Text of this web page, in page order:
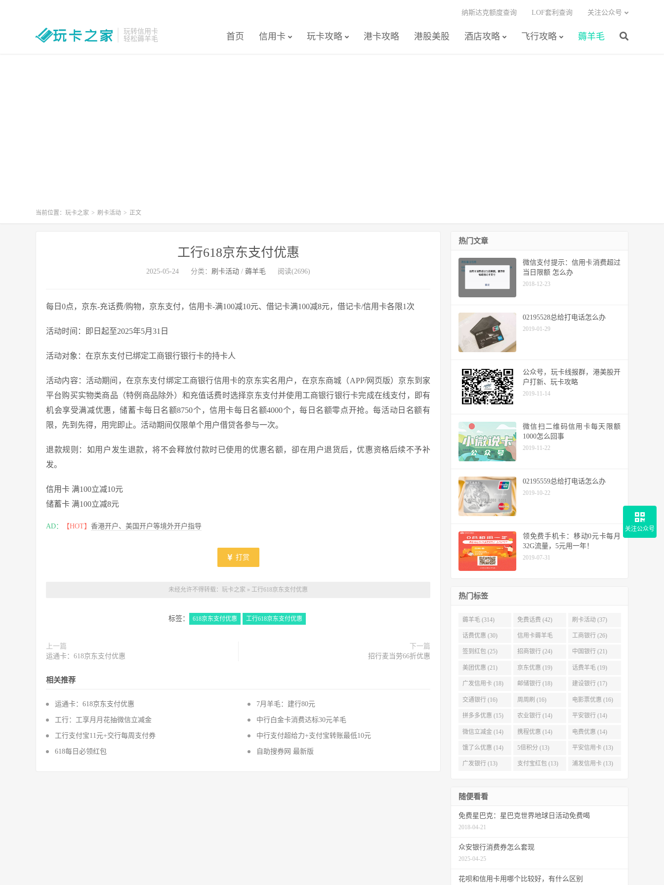
玩转信用卡
轻松薅羊毛
首页 信用卡 玩卡攻略 港卡攻略 港股美股 酒店攻略 飞行攻略 薅羊毛
纳斯达克额度查询 LOF套利查询 关注公众号
当前位置： 玩卡之家 > 刷卡活动 > 正文
工行618京东支付优惠
2025-05-24 分类： 刷卡活动 / 薅羊毛 阅读(2696)
每日0点，京东-充话费/购物，京东支付，信用卡-满100减10元、借记卡满100减8元，借记卡/信用卡各限1次
活动时间：即日起至2025年5月31日
活动对象：在京东支付已绑定工商银行银行卡的持卡人
活动内容：活动期间，在京东支付绑定工商银行信用卡的京东实名用户，在京东商城（APP/网页版）京东到家
平台购买实物类商品（特例商品除外）和充值话费时选择京东支付并使用工商银行银行卡完成在线支付，即有
机会享受满减优惠，储蓄卡每日名额8750个，信用卡每日名额4000个，每日名额零点开抢。每活动日名额有
限，先到先得，用完即止。活动期间仅限单个用户借贷各参与一次。
退款规则：如用户发生退款，将不会释放付款时已使用的优惠名额，卻在用户退货后，优惠资格后续不予补
发。
信用卡 满100立减10元
储蓄卡 满100立减8元
AD： 【HOT】 香港开户、美国开户等境外开户指导
打赏
未经允许不得转载： 玩卡之家 » 工行618京东支付优惠
标签： 618京东支付优惠 工行618京东支付优惠
上一篇
运通卡：618京东支付优惠
下一篇
招行麦当劳66折优惠
相关推荐
运通卡：618京东支付优惠 7月羊毛：建行80元
工行：工享月月花抽微信立减金 中行白金卡消费达标30元羊毛
工行支付宝11元+交行每周支付券 中行支付超给力+支付宝转账最低10元
618每日必领红包 自助搜券网 最新版
热门文章
微信支付提示：信用卡消费超过
当日限额 怎么办
2018-12-23
02195528总给打电话怎么办
2019-01-29
公众号，玩卡线报群，港美股开
户打新、玩卡攻略
2019-11-14
微信扫二维码信用卡每天限额
1000怎么回事
2019-11-22
02195559总给打电话怎么办
2019-10-22
领免费手机卡：移动0元卡每月
32G流量，5元用一年！
2019-07-31
热门标签
薅羊毛 (314) 免费话费 (42) 刷卡活动 (37)
话费优惠 (30) 信用卡薅羊毛
(29)
工商银行 (26)
签到红包 (25) 招商银行 (24) 中国银行 (21)
美团优惠 (21) 京东优惠 (19) 话费羊毛 (19)
广发信用卡 (18) 邮储银行 (18) 建设银行 (17)
交通银行 (16) 周周刷 (16) 电影票优惠 (16)
拼多多优惠 (15) 农业银行 (14) 平安银行 (14)
微信立减金 (14) 携程优惠 (14) 电费优惠 (14)
饿了么优惠 (14) 5倍积分 (13) 平安信用卡 (13)
广发银行 (13) 支付宝红包 (13) 浦发信用卡 (13)
随便看看
免费星巴克：星巴克世界地球日活动免费喝
2018-04-21
众安银行消费券怎么套现
2025-04-25
花呗和信用卡用哪个比较好，有什么区别
关注公众号